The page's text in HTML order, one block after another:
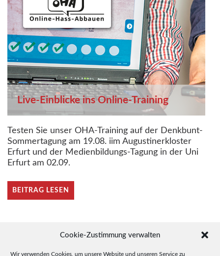
Cookie-Zustimmung verwalten
Wir verwenden Cookies, um unsere Website und unseren Service zu
Live-Einblicke ins Online-Training
Testen Sie unser OHA-Training auf der Denkbunt-
Sommertagung am 19.08. iim Augustinerkloster
Erfurt und der Medienbildungs-Tagung in der Uni
Erfurt am 02.09.
BEITRAG LESEN